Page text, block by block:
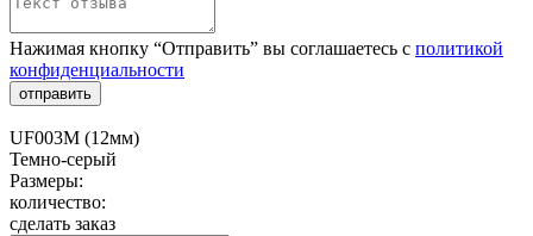
Нажимая кнопку “Отправить” вы соглашаетесь с политикой
конфиденциальности
отправить
UF003M (12мм)
Темно-серый
Размеры:
количество:
сделать заказ